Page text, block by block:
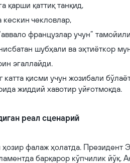
қарши қаттиқ танқид,
кескин чекловлар,
французлар учун”
шубҳали ва эҳтиёткор
эгаллайди.
катта қисми учун жозибали
жиддий хавотир уйғотмоқда.
реал сценарий
фалаж ҳолатда. Президент
барқарор кўпчилик йўқ.